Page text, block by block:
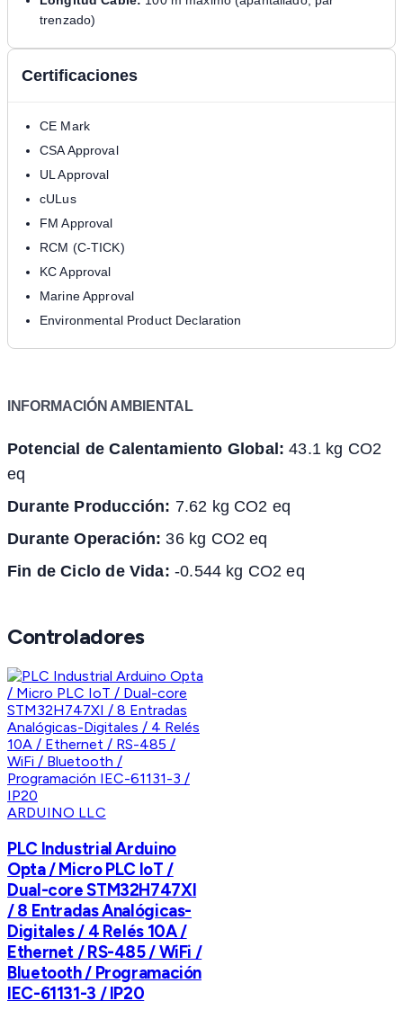
trenzado)
Certificaciones
CE Mark
CSA Approval
UL Approval
cULus
FM Approval
RCM (C-TICK)
KC Approval
Marine Approval
Environmental Product Declaration
INFORMACIÓN AMBIENTAL
Potencial de Calentamiento Global: 43.1 kg CO2
eq
Durante Producción: 7.62 kg CO2 eq
Durante Operación: 36 kg CO2 eq
Fin de Ciclo de Vida: -0.544 kg CO2 eq
Controladores
ARDUINO LLC
PLC Industrial Arduino
Opta / Micro PLC IoT /
Dual-core STM32H747XI
/ 8 Entradas Analógicas-
Digitales / 4 Relés 10A /
Ethernet / RS-485 / WiFi /
Bluetooth / Programación
IEC-61131-3 / IP20